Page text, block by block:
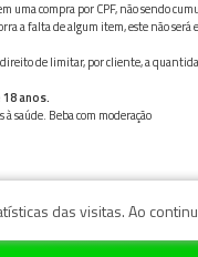
uma compra por CPF, não sendo
a falta de algum item, este não
de limitar, por cliente, a
anos.
à saúde. Beba com moderação
das visitas. Ao